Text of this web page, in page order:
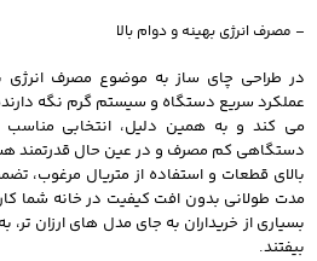
– مصرف انرژی بهینه و دوام بالا
در طراحی چای ساز به موضوع مصرف انرژی
عملکرد سریع دستگاه و سیستم گرم نگه‌
می‌ کند و به همین دلیل، انتخابی مناسب
دستگاهی کم‌ مصرف و در عین حال قدرتمند
بالای قطعات و استفاده از متریال مرغوب،
مدت طولانی بدون افت کیفیت در خانه شما
بیفتند.